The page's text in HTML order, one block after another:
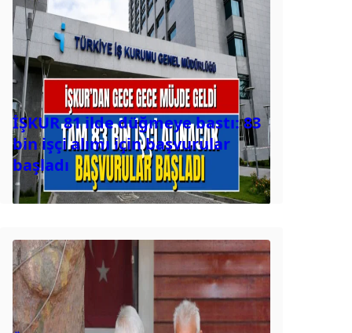
İŞKUR 81 ilde düğmeye bastı: 83
bin işçi alımı için başvurular
başladı